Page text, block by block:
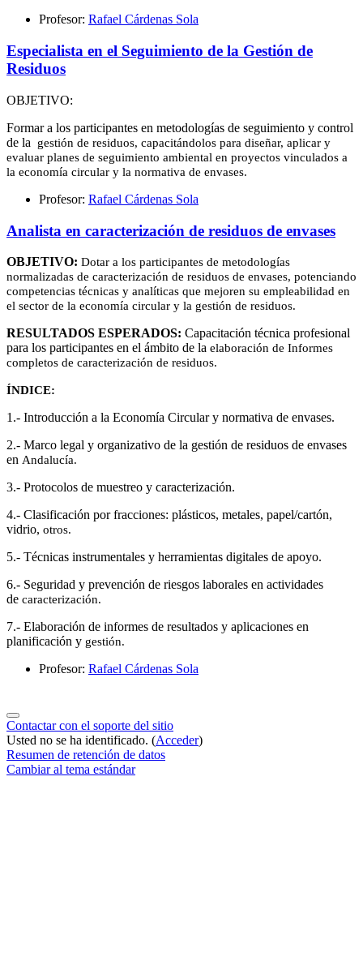
Profesor: Rafael Cárdenas Sola
Especialista en el Seguimiento de la Gestión de
Residuos
OBJETIVO:
Formar a los participantes en metodologías de seguimiento y control
de la gestión de residuos, capacitándolos para diseñar, aplicar y
evaluar planes de seguimiento ambiental en proyectos vinculados a
la economía circular y la normativa de envases.
Profesor: Rafael Cárdenas Sola
Analista en caracterización de residuos de envases
OBJETIVO: Dotar a los participantes de metodologías
normalizadas de caracterización de residuos de envases, potenciando
competencias técnicas y analíticas que mejoren su empleabilidad en
el sector de la economía circular y la gestión de residuos.
RESULTADOS ESPERADOS: Capacitación técnica profesional
para los participantes en el ámbito de la elaboración de Informes
completos de caracterización de residuos.
ÍNDICE:
1.- Introducción a la Economía Circular y normativa de envases.
2.- Marco legal y organizativo de la gestión de residuos de envases
en Andalucía.
3.- Protocolos de muestreo y caracterización.
4.- Clasificación por fracciones: plásticos, metales, papel/cartón,
vidrio, otros.
5.- Técnicas instrumentales y herramientas digitales de apoyo.
6.- Seguridad y prevención de riesgos laborales en actividades
de caracterización.
7.- Elaboración de informes de resultados y aplicaciones en
planificación y gestión.
Profesor: Rafael Cárdenas Sola
Contactar con el soporte del sitio
Usted no se ha identificado. (Acceder)
Resumen de retención de datos
Cambiar al tema estándar